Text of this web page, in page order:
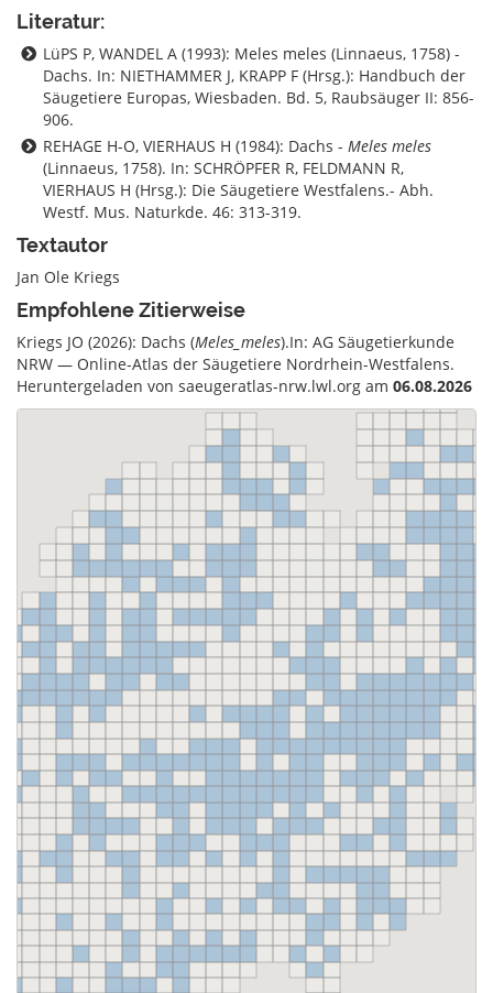
Literatur:
LüPS P, WANDEL A (1993): Meles meles (Linnaeus, 1758) -
Dachs. In: NIETHAMMER J, KRAPP F (Hrsg.): Handbuch der
Säugetiere Europas, Wiesbaden. Bd. 5, Raubsäuger II: 856-
906.
REHAGE H-O, VIERHAUS H (1984): Dachs - Meles meles
(Linnaeus, 1758). In: SCHRÖPFER R, FELDMANN R,
VIERHAUS H (Hrsg.): Die Säugetiere Westfalens.- Abh.
Westf. Mus. Naturkde. 46: 313-319.
Textautor
Jan Ole Kriegs
Empfohlene Zitierweise
Kriegs JO (2026): Dachs (Meles_meles).In: AG Säugetierkunde
NRW — Online-Atlas der Säugetiere Nordrhein-Westfalens.
Heruntergeladen von saeugeratlas-nrw.lwl.org am 06.08.2026